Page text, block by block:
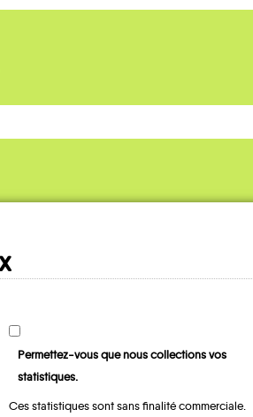
UN AVIS,
À
Permettez-vous que nous collections vos
statistiques.
Ces statistiques sont sans finalité commerciale.